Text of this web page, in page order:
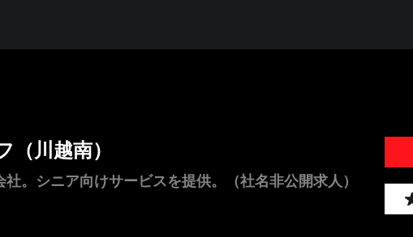
（川越南）
。シニア向けサービスを提供。（社名非公開求人）